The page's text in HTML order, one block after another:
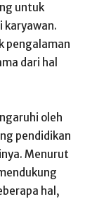
untuk
karyawan.
pengalaman
dari hal
oleh
pendidikan
Menurut
hal,